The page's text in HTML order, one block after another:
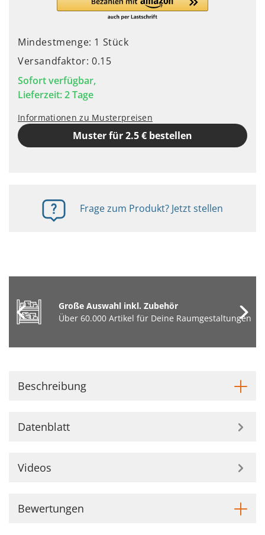
Mindestmenge: 1 Stück
Versandfaktor: 0.15
Sofort verfügbar,
Lieferzeit: 2 Tage
Informationen zu Musterpreisen
Muster für 2.5 € bestellen
Frage zum Produkt? Jetzt stellen
Große Auswahl inkl. Zubehör
Über 60.000 Artikel für Deine Raumgestaltungen
Beschreibung
Datenblatt
Videos
Bewertungen